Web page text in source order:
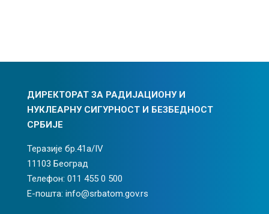
ДИРЕКТОРАТ ЗА РАДИЈАЦИОНУ И
НУКЛЕАРНУ СИГУРНОСТ И БЕЗБЕДНОСТ
СРБИЈЕ
Теразије бр.41а/IV
11103 Београд
Телефон: 011 455 0 500
Е-пошта: info@srbatom.gov.rs